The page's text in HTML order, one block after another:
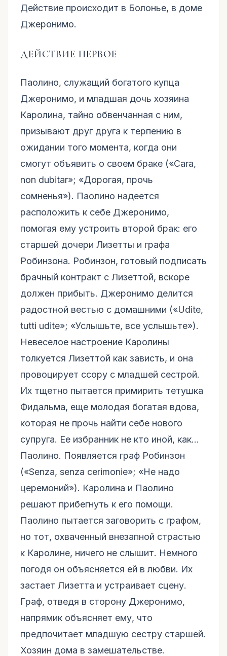
Действие происходит в Болонье, в доме
Джеронимо.
ДЕЙСТВИЕ ПЕРВОЕ
Паолино, служащий богатого купца
Джеронимо, и младшая дочь хозяина
Каролина, тайно обвенчанная с ним,
призывают друг друга к терпению в
ожидании того момента, когда они
смогут объявить о своем браке («Cara,
non dubitar»; «Дорогая, прочь
сомненья»). Паолино надеется
расположить к себе Джеронимо,
помогая ему устроить второй брак: его
старшей дочери Лизетты и графа
Робинзона. Робинзон, готовый подписать
брачный контракт с Лизеттой, вскоре
должен прибыть. Джеронимо делится
радостной вестью с домашними («Udite,
tutti udite»; «Услышьте, все услышьте»).
Невеселое настроение Каролины
толкуется Лизеттой как зависть, и она
провоцирует ссору с младшей сестрой.
Их тщетно пытается примирить тетушка
Фидальма, еще молодая богатая вдова,
которая не прочь найти себе нового
супруга. Ее избранник не кто иной, как...
Паолино. Появляется граф Робинзон
(«Senza, senza cerimonie»; «Не надо
церемоний»). Каролина и Паолино
решают прибегнуть к его помощи.
Паолино пытается заговорить с графом,
но тот, охваченный внезапной страстью
к Каролине, ничего не слышит. Немного
погодя он объясняется ей в любви. Их
застает Лизетта и устраивает сцену.
Граф, отведя в сторону Джеронимо,
напрямик объясняет ему, что
предпочитает младшую сестру старшей.
Хозяин дома в замешательстве.